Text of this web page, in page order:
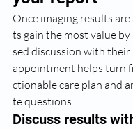
Once imaging results
ts gain the most value
sed discussion with their
appointment helps turn
ctionable care plan and
te questions.
Discuss results